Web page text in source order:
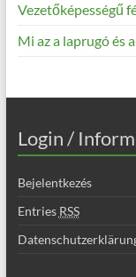
Vezetőképességű
Mi az a laprugó és
Login /
Bejelentkezés
Entries RSS